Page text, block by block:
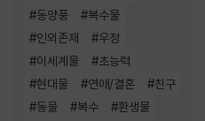
#동양풍 #복수물
#인외존재 #우정
#이세계물 #초능력
#현대물 #연애/결혼 #친구
#동물 #복수 #환생물